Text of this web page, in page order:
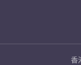
香